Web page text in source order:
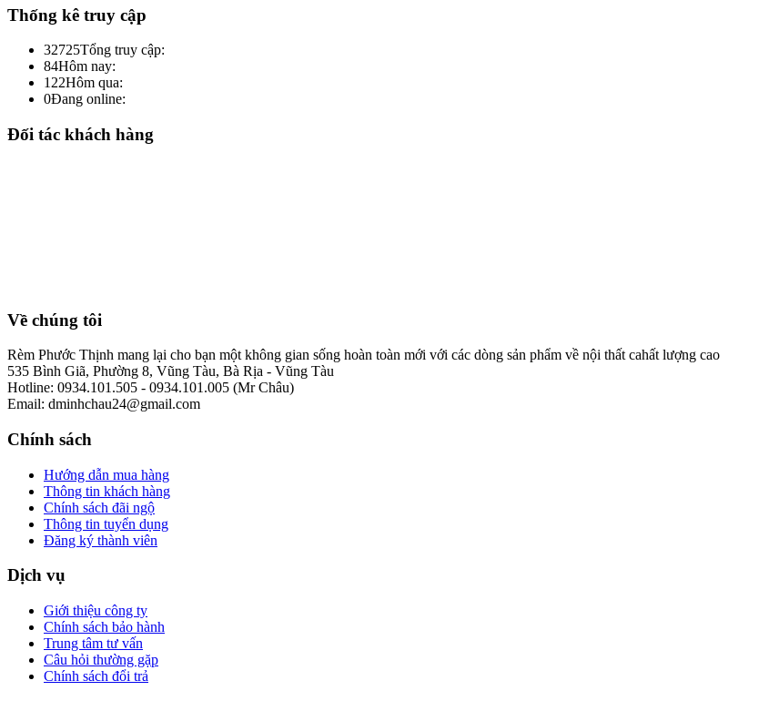
Thống kê truy cập
32725Tổng truy cập:
84Hôm nay:
122Hôm qua:
0Đang online:
Đối tác khách hàng
Về chúng tôi
Rèm Phước Thịnh mang lại cho bạn một không gian sống hoàn toàn mới với các dòng sản phẩm về nội thất cahất lượng cao
535 Bình Giã, Phường 8, Vũng Tàu, Bà Rịa - Vũng Tàu
Hotline: 0934.101.505 - 0934.101.005 (Mr Châu)
Email: dminhchau24@gmail.com
Chính sách
Hướng dẫn mua hàng
Thông tin khách hàng
Chính sách đãi ngộ
Thông tin tuyển dụng
Đăng ký thành viên
Dịch vụ
Giới thiệu công ty
Chính sách bảo hành
Trung tâm tư vấn
Câu hỏi thường gặp
Chính sách đổi trả